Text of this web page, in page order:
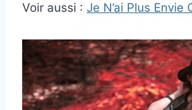
Voir aussi : Je N’ai Plus Envie